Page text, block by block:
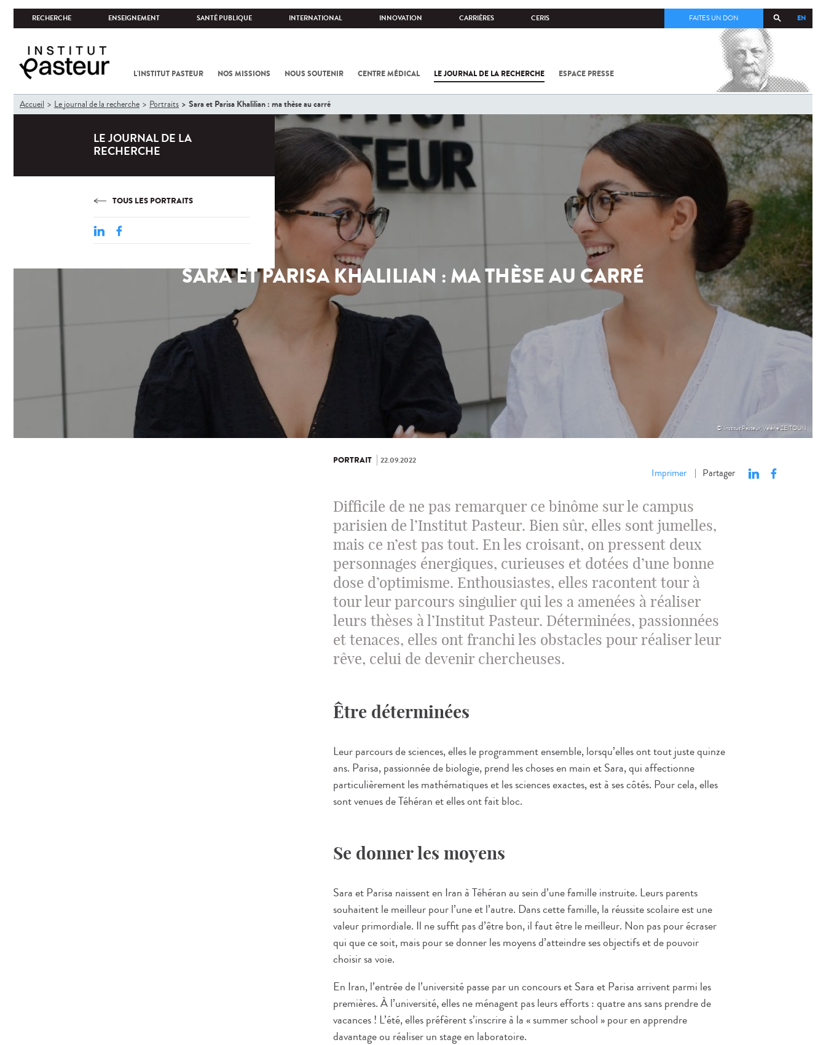
RECHERCHE ENSEIGNEMENT SANTÉ PUBLIQUE INTERNATIONAL INNOVATION CARRIÈRES CERIS EN
FAITES UN DON
L'INSTITUT PASTEUR NOS MISSIONS NOUS SOUTENIR CENTRE MÉDICAL LE JOURNAL DE LA RECHERCHE ESPACE PRESSE
COV-2 /
À
L'INSTITUT
PASTEUR
Vous
êtes
Accueil Le journal de la recherche Portraits Sara et Parisa Khalilian : ma thèse au carré
LE JOURNAL DE LA
RECHERCHE
TOUS LES PORTRAITS
SARA ET PARISA KHALILIAN : MA THÈSE AU CARRÉ
© Institut Pasteur, Valérie ZEITOUN
PORTRAIT 22.09.2022
Imprimer | Partager
Difficile de ne pas remarquer ce binôme sur le campus
parisien de l’Institut Pasteur. Bien sûr, elles sont jumelles,
mais ce n’est pas tout. En les croisant, on pressent deux
personnages énergiques, curieuses et dotées d’une bonne
dose d’optimisme. Enthousiastes, elles racontent tour à
tour leur parcours singulier qui les a amenées à réaliser
leurs thèses à l’Institut Pasteur. Déterminées, passionnées
et tenaces, elles ont franchi les obstacles pour réaliser leur
rêve, celui de devenir chercheuses.
Être déterminées
Leur parcours de sciences, elles le programment ensemble, lorsqu’elles ont tout juste quinze
ans. Parisa, passionnée de biologie, prend les choses en main et Sara, qui affectionne
particulièrement les mathématiques et les sciences exactes, est à ses côtés. Pour cela, elles
sont venues de Téhéran et elles ont fait bloc.
Se donner les moyens
Sara et Parisa naissent en Iran à Téhéran au sein d’une famille instruite. Leurs parents
souhaitent le meilleur pour l’une et l’autre. Dans cette famille, la réussite scolaire est une
valeur primordiale. Il ne suffit pas d’être bon, il faut être le meilleur. Non pas pour écraser
qui que ce soit, mais pour se donner les moyens d’atteindre ses objectifs et de pouvoir
choisir sa voie.
En Iran, l’entrée de l’université passe par un concours et Sara et Parisa arrivent parmi les
premières. À l’université, elles ne ménagent pas leurs efforts : quatre ans sans prendre de
vacances ! L’été, elles préfèrent s’inscrire à la « summer school » pour en apprendre
davantage ou réaliser un stage en laboratoire.